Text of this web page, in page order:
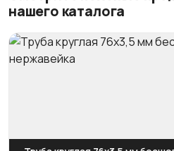
нашего каталога